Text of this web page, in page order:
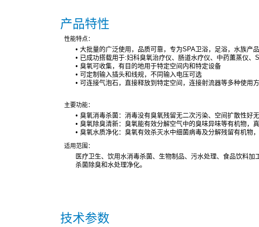
产品特性
性能特点：
• 大批量的广泛使用，品质可靠，专为SPA卫浴，足浴，水族产
• 已成功搭载用于:妇科臭氧治疗仪、肠道水疗仪、中药薰蒸仪
• 臭氧可收集，有目的地用于特定空间内和特定设备
• 可定制输入插头和线规，不同输入电压可选
• 可连接气泡石，直接释放到特定空间，连接射流器等多种使用
主要功能：
• 臭氧消毒杀菌：消毒没有臭氧残留无二次污染、空间扩散性好
• 臭氧除臭清新：臭氧能有效分解空气中的臭味异味等有机物，
• 臭氧水质净化：臭氧有效杀灭水中细菌病毒及分解残留有机物
适用范围：
医疗卫生、饮用水消毒杀菌、生物制品、污水处理、食品饮料
杀菌除臭和水处理净化。
技术参数